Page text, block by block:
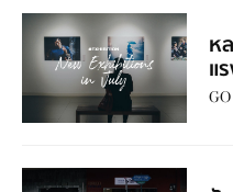
ห
แ
GO